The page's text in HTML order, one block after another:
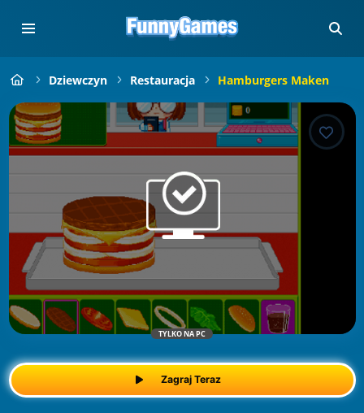
Dziewczyn Restauracja Hamburgers Maken
TYLKO NA PC
Zagraj Teraz